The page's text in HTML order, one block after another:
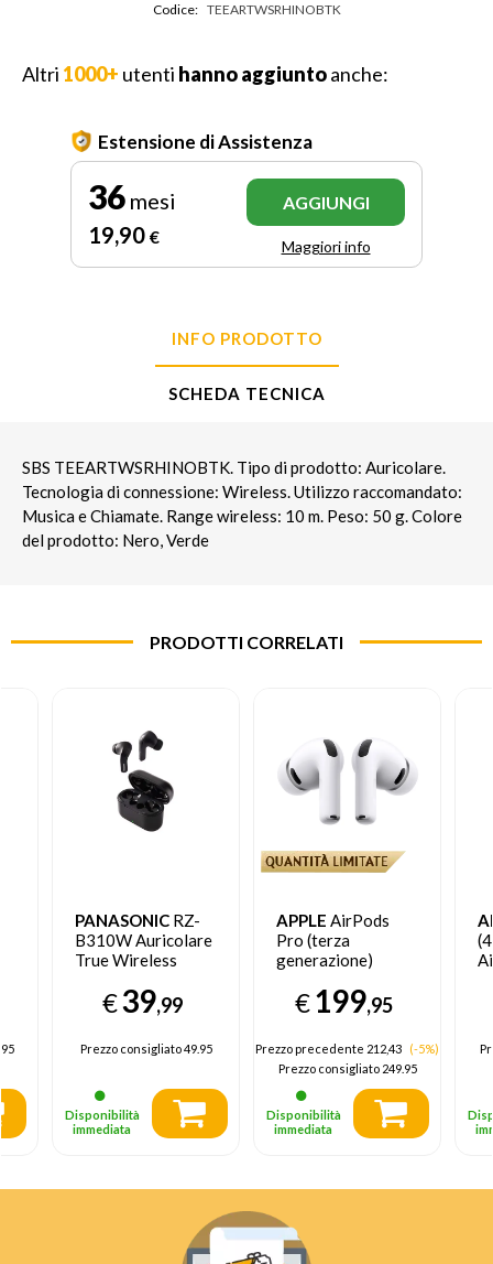
Codice: TEEARTWSRHINOBTK
Altri 1000+ utenti hanno aggiuntoanche:
Estensione di Assistenza
36 mesi
19,90 €
AGGIUNGI
Maggiori info
INFO PRODOTTO
SCHEDA TECNICA
SBS TEEARTWSRHINOBTK. Tipo di prodotto: Auricolare.
Tecnologia di connessione: Wireless. Utilizzo raccomandato:
Musica e Chiamate. Range wireless: 10 m. Peso: 50 g. Colore
del prodotto: Nero, Verde
PRODOTTI CORRELATI
PANASONIC RZ-
B310W Auricolare
True Wireless
ear Musica e
Chiamate
Bluetooth Nero
€39,99
Prezzo consigliato49.95
Disponibilità
immediata
APPLE AirPods
Pro (terza
generazione)
Wireless Stereo
(TWS) In-ear
€199,95
Prezzo precedente 212,43
(-5%)
Prezzo consigliato249.95
Disponibilità
immediata